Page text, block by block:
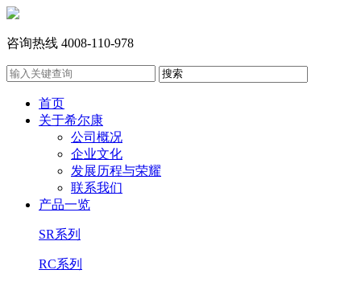
咨询热线 4008-110-978
首页
关于希尔康
公司概况
企业文化
发展历程与荣耀
联系我们
产品一览
SR系列
RC系列